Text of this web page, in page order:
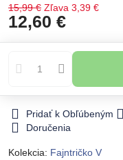
15,99 € Zľava 3,39 €
12,60 €
Pridať k Obľúbeným
Doručenia
Kolekcia: Fajntričko V